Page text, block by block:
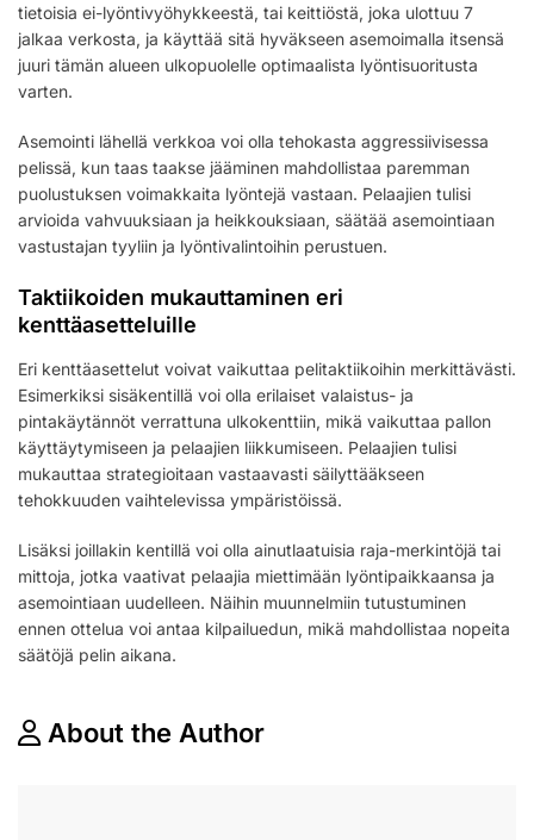
tietoisia ei-lyöntivyöhykkeestä, tai keittiöstä, joka ulottuu 7
jalkaa verkosta, ja käyttää sitä hyväkseen asemoimalla itsensä
juuri tämän alueen ulkopuolelle optimaalista lyöntisuoritusta
varten.
Asemointi lähellä verkkoa voi olla tehokasta aggressiivisessa
pelissä, kun taas taakse jääminen mahdollistaa paremman
puolustuksen voimakkaita lyöntejä vastaan. Pelaajien tulisi
arvioida vahvuuksiaan ja heikkouksiaan, säätää asemointiaan
vastustajan tyyliin ja lyöntivalintoihin perustuen.
Taktiikoiden mukauttaminen eri
kenttäasetteluille
Eri kenttäasettelut voivat vaikuttaa pelitaktiikoihin merkittävästi.
Esimerkiksi sisäkentillä voi olla erilaiset valaistus- ja
pintakäytännöt verrattuna ulkokenttiin, mikä vaikuttaa pallon
käyttäytymiseen ja pelaajien liikkumiseen. Pelaajien tulisi
mukauttaa strategioitaan vastaavasti säilyttääkseen
tehokkuuden vaihtelevissa ympäristöissä.
Lisäksi joillakin kentillä voi olla ainutlaatuisia raja-merkintöjä tai
mittoja, jotka vaativat pelaajia miettimään lyöntipaikkaansa ja
asemointiaan uudelleen. Näihin muunnelmiin tutustuminen
ennen ottelua voi antaa kilpailuedun, mikä mahdollistaa nopeita
säätöjä pelin aikana.
About the Author